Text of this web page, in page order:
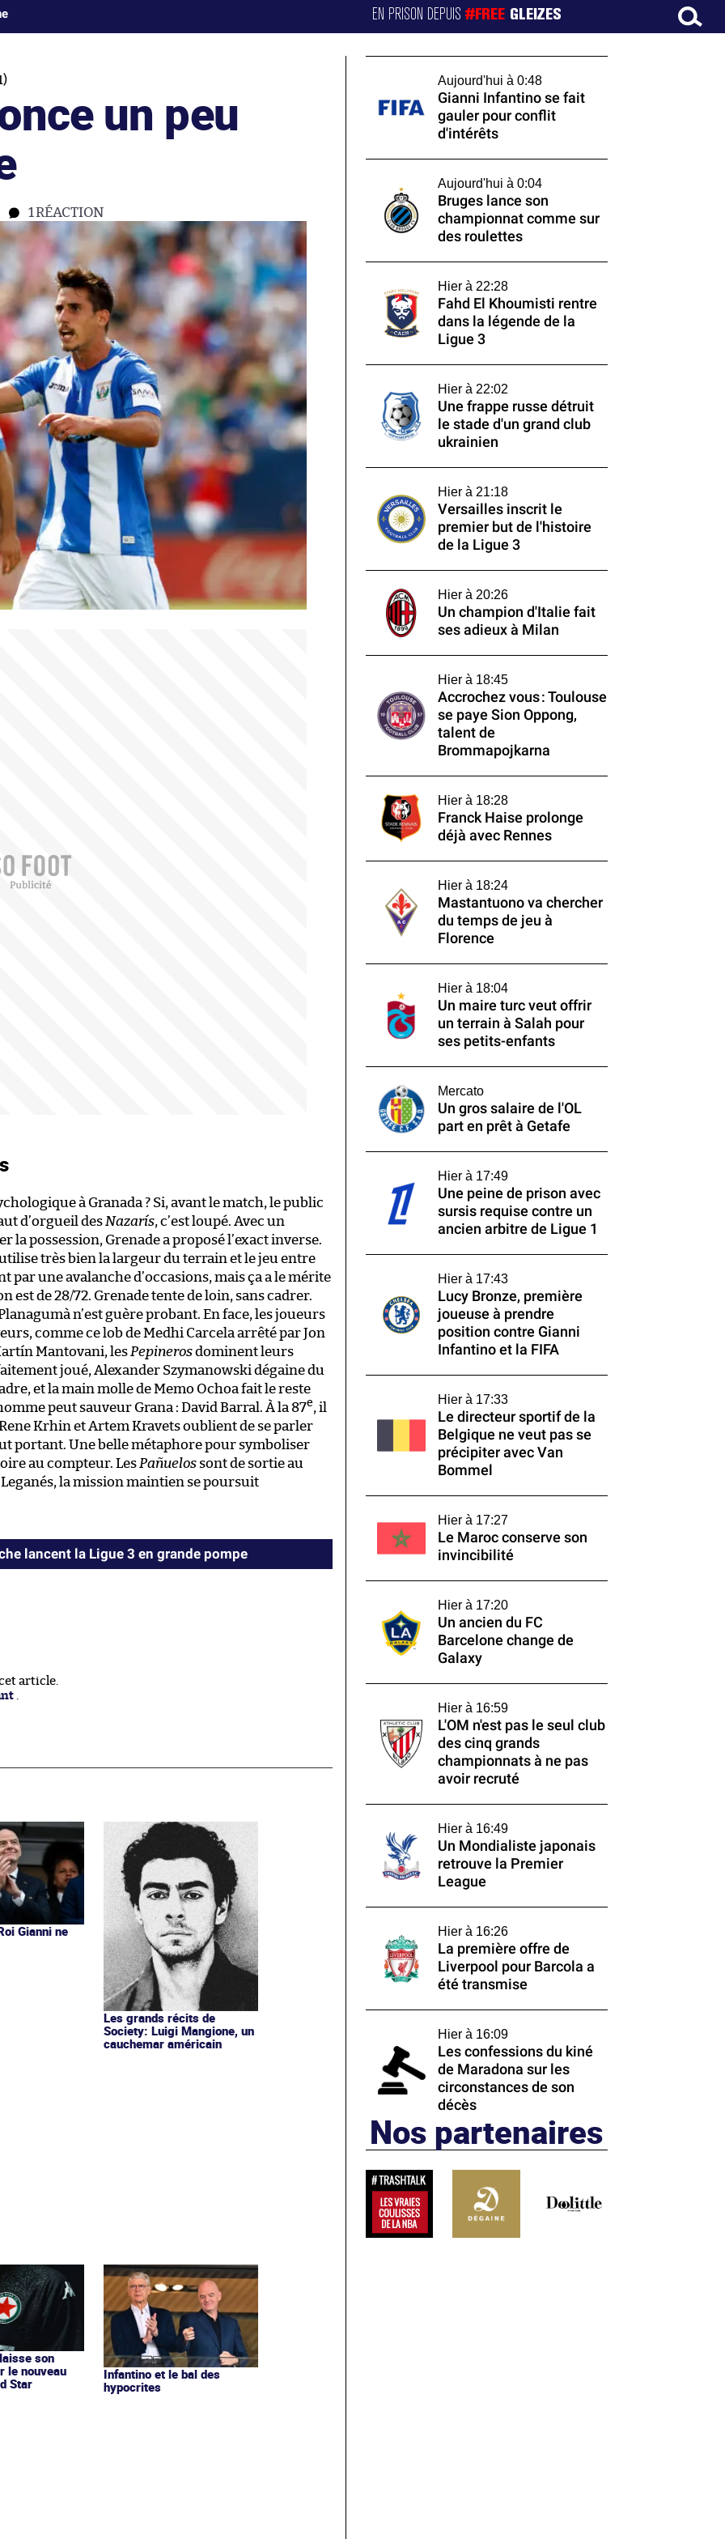
EN PRISON DEPUIS#FREE GLEIZES
un peu
1RÉACTION
à Granada ? Si, avant le match, le public
d’orgueil desNazarís, c’est loupé. Avec un
possession, Grenade a proposé l’exact inverse.
très bien la largeur du terrain et le jeu entre
par une avalanche d’occasions, mais ça a le mérite
est de 28/72. Grenade tente de loin, sans cadrer.
n’est guère probant. En face, les joueurs
comme ce lob de Medhi Carcela arrêté par Jon
Mantovani, lesPepinerosdominent leurs
joué, Alexander Szymanowski dégaine du
et la main molle de Memo Ochoa fait le reste
peut sauveur Grana : David Barral. À la 87e, il
Krhin et Artem Kravets oublient de se parler
portant. Une belle métaphore pour symboliser
au compteur. LesPañuelos sont de sortie au
la mission maintien se poursuit
lancent la Ligue 3 en grande pompe
article.
.
Gianni ne
Les grands récits de
Society: Luigi Mangione, un
cauchemar américain
son
le nouveau
Star
Infantino et le bal des
hypocrites
Aujourd'hui à 0:48
Gianni Infantino se fait
gauler pour conflit
d'intérêts
Aujourd'hui à 0:04
Bruges lance son
championnat comme sur
des roulettes
Hier à 22:28
Fahd El Khoumisti rentre
dans la légende de la
Ligue 3
Hier à 22:02
Une frappe russe détruit
le stade d'un grand club
ukrainien
Hier à 21:18
Versailles inscrit le
premier but de l'histoire
de la Ligue 3
Hier à 20:26
Un champion d'Italie fait
ses adieux à Milan
Hier à 18:45
Accrochez vous : Toulouse
se paye Sion Oppong,
talent de
Brommapojkarna
Hier à 18:28
Franck Haise prolonge
déjà avec Rennes
Hier à 18:24
Mastantuono va chercher
du temps de jeu à
Florence
Hier à 18:04
Un maire turc veut offrir
un terrain à Salah pour
ses petits-enfants
Mercato
Un gros salaire de l'OL
part en prêt à Getafe
Hier à 17:49
Une peine de prison avec
sursis requise contre un
ancien arbitre de Ligue 1
Hier à 17:43
Lucy Bronze, première
joueuse à prendre
position contre Gianni
Infantino et la FIFA
Hier à 17:33
Le directeur sportif de la
Belgique ne veut pas se
précipiter avec Van
Bommel
Hier à 17:27
Le Maroc conserve son
invincibilité
Hier à 17:20
Un ancien du FC
Barcelone change de
Galaxy
Hier à 16:59
L'OM n'est pas le seul club
des cinq grands
championnats à ne pas
avoir recruté
Hier à 16:49
Un Mondialiste japonais
retrouve la Premier
League
Hier à 16:26
La première offre de
Liverpool pour Barcola a
été transmise
Hier à 16:09
Les confessions du kiné
de Maradona sur les
circonstances de son
décès
Nos partenaires